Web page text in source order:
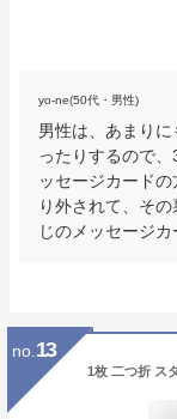
yo-ne(50代・男性)
男性は、あまり
ったりするので
ッセージカード
り外されて、そ
じのメッセージカ
no. 13